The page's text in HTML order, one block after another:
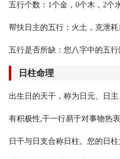
五行个数：1个金，0个木，2个
帮扶日主的五行：火土，克泄
五行是否所缺：您八字中的五行
日柱命理
出生日的天干，称为日元、日
有积极性,干一行易于对事物热
日干与日支合称日柱。您的日